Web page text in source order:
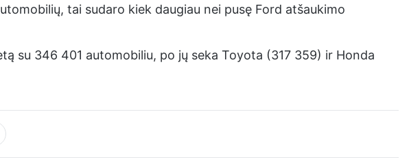
tai sudaro kiek daugiau nei pusę Ford atšaukimo
su 346 401 automobiliu, po jų seka Toyota (317 359) ir Honda